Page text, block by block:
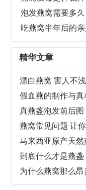
精华文章
漂白燕窝 害人不浅
假血燕的制作与真
真燕盏泡发前后图
燕窝常见问题 让
马来西亚原产天然
到底什么才是燕盏
为什么燕窝那么